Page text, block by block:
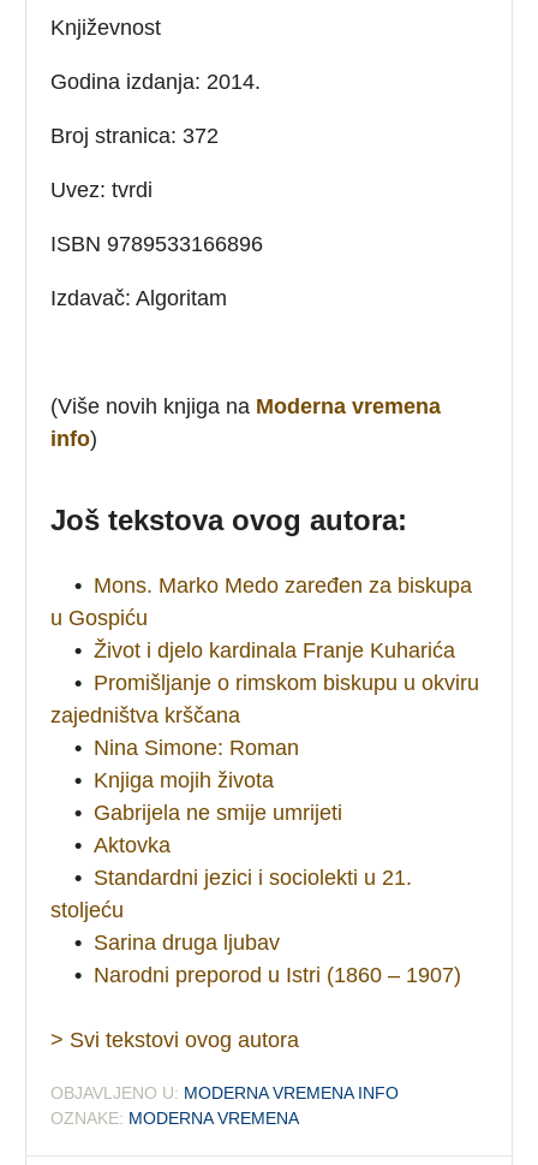
Književnost
Godina izdanja: 2014.
Broj stranica: 372
Uvez: tvrdi
ISBN 9789533166896
Izdavač: Algoritam
(Više novih knjiga na Moderna vremena
info)
Još tekstova ovog autora:
• Mons. Marko Medo zaređen za biskupa
u Gospiću
• Život i djelo kardinala Franje Kuharića
• Promišljanje o rimskom biskupu u okviru
zajedništva krščana
• Nina Simone: Roman
• Knjiga mojih života
• Gabrijela ne smije umrijeti
• Aktovka
• Standardni jezici i sociolekti u 21.
stoljeću
• Sarina druga ljubav
• Narodni preporod u Istri (1860 – 1907)
> Svi tekstovi ovog autora
OBJAVLJENO U: MODERNA VREMENA INFO
OZNAKE: MODERNA VREMENA